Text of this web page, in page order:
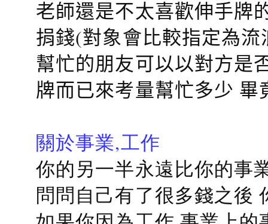
老師還是不太喜歡伸手牌
捐錢(對象會比較指定為
幫忙的朋友可以以對方是
牌而已來考量幫忙多少
關於事業,工作
你的另一半永遠比你的事
問問自己有了很多錢之後